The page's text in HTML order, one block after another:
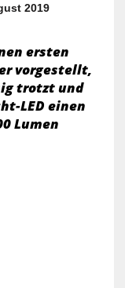
2019
ersten
vorgestellt,
trotzt und
LED einen
Lumen